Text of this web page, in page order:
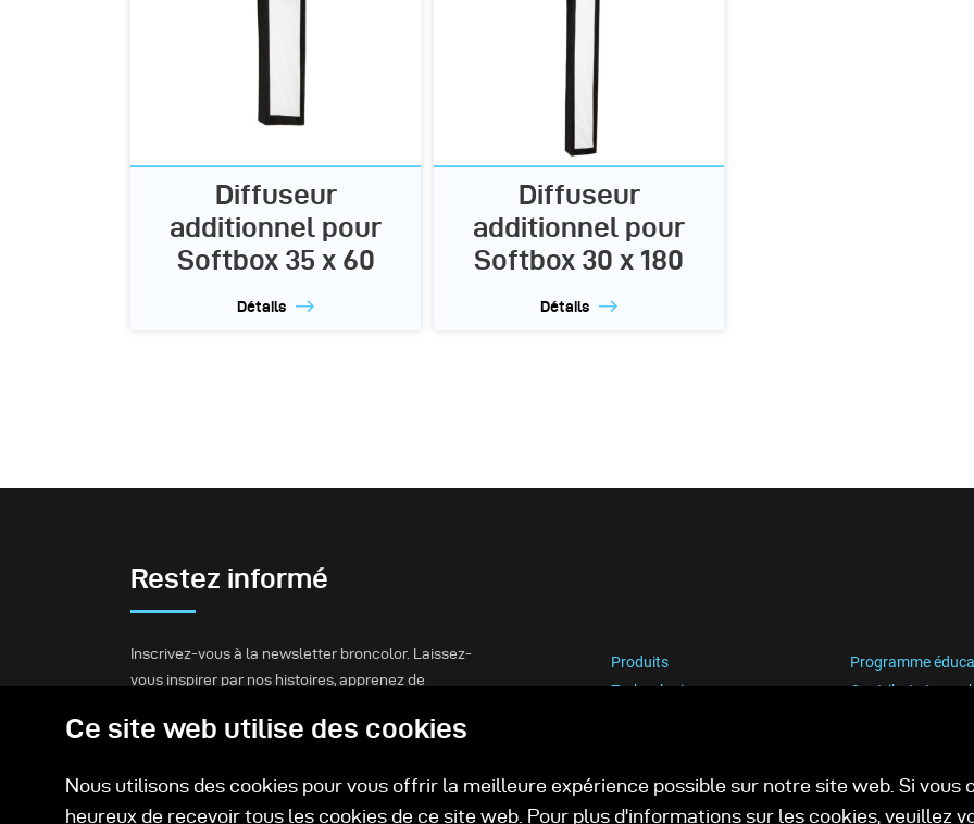
Diffuseur
additionnel pour
Softbox 35 x 60
Détails
Diffuseur
additionnel pour
Softbox 30 x 180
Détails
Restez informé
Inscrivez-vous à la newsletter broncolor. Laissez-
vous inspirer par nos histoires, apprenez de
informé.
Produits Programme
Technologies
Contribute to our
Ce site web utilise des cookies
Nous utilisons des cookies pour vous offrir la meilleure expérience possible sur notre site web. Si vous
heureux de recevoir tous les cookies de ce site web. Pour plus d'informations sur les cookies, veuillez